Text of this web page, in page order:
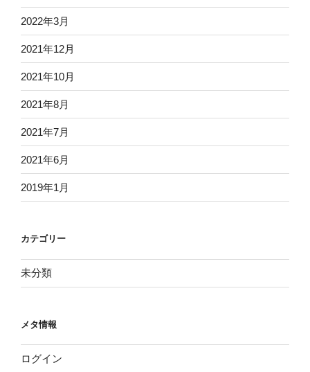
2022年3月
2021年12月
2021年10月
2021年8月
2021年7月
2021年6月
2019年1月
カテゴリー
未分類
メタ情報
ログイン